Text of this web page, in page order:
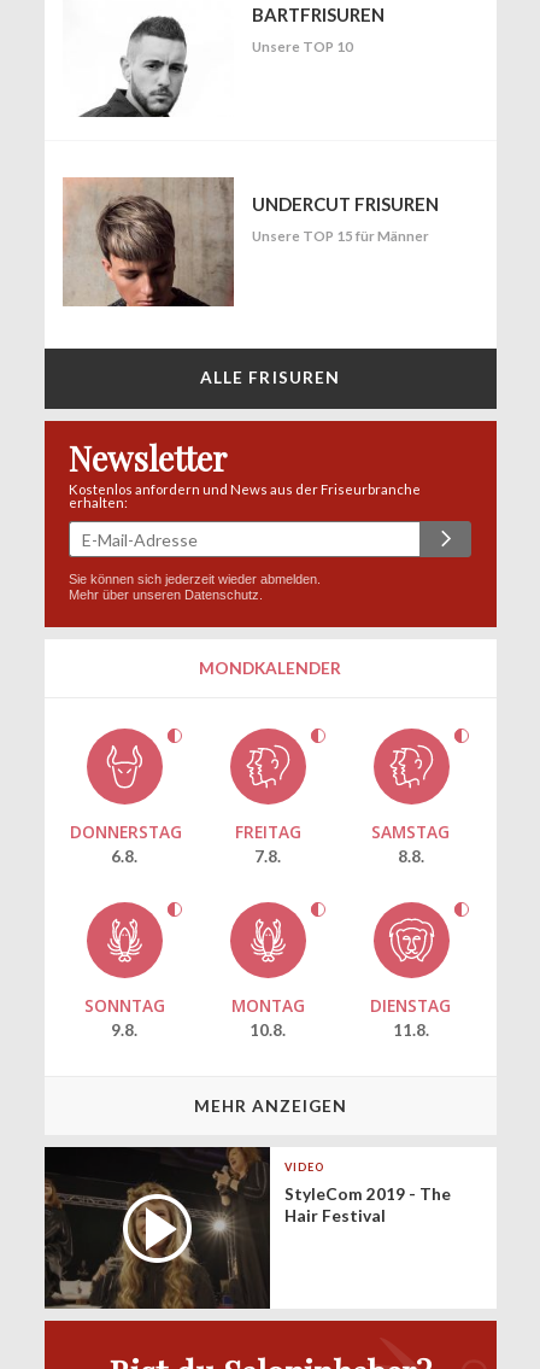
BARTFRISUREN
Unsere TOP 10
UNDERCUT FRISUREN
Unsere TOP 15 für Männer
ALLE FRISUREN
Newsletter
Kostenlos anfordern und News aus der Friseurbranche
erhalten:
Sie können sich jederzeit wieder abmelden.
Mehr über unseren Datenschutz
MONDKALENDER
DONNERSTAG
6.8.
FREITAG
7.8.
SAMSTAG
8.8.
SONNTAG
9.8.
MONTAG
10.8.
DIENSTAG
11.8.
MEHR ANZEIGEN
VIDEO
StyleCom 2019 - The
Hair Festival